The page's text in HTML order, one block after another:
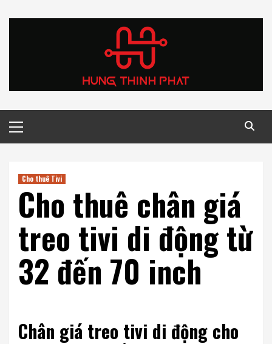
Menu
Cho thuê Tivi
Cho thuê chân giá
treo tivi di động từ
32 đến 70 inch
Chân giá treo tivi di động cho